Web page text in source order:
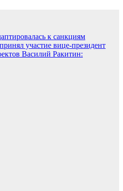
к санкциям
участие вице-президент
Василий Ракитин: